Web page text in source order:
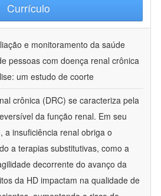
Currículo
e monitoramento da saúde
pessoas com doença renal crônica
um estudo de coorte
crônica (DRC) se caracteriza pela
da função renal. Em seu
a insuficiência renal obriga o
a terapias substitutivas, como a
decorrente do avanço da
da HD impactam na qualidade de